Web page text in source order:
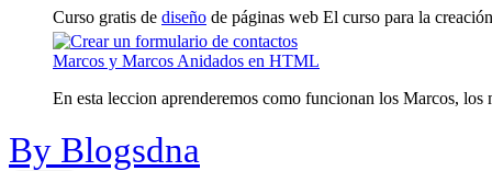
Curso gratis de diseño de páginas web El curso para la
Marcos y Marcos Anidados en HTML
En esta leccion aprenderemos como funcionan los Marcos, los
By Blogsdna